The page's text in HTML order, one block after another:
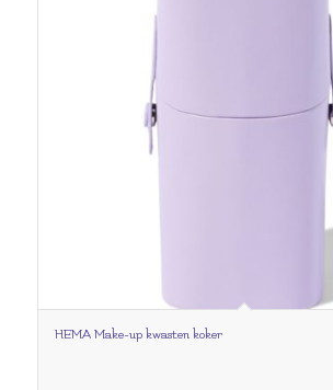
HEMA Make-up kwasten koker